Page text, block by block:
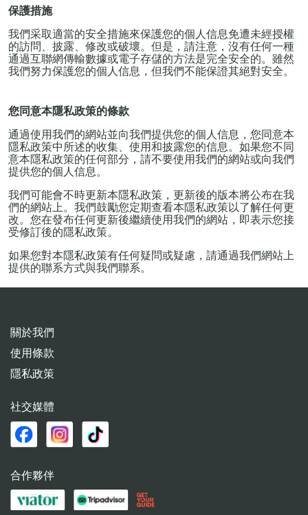
保護措施
我們采取適當的安全措施來保護您的個人信息免遭未經授權
的訪問、披露、修改或破壞。但是，請注意，沒有任何一種
通過互聯網傳輸數據或電子存儲的方法是完全安全的。雖然
我們努力保護您的個人信息，但我們不能保證其絕對安全。
您同意本隱私政策的條款
通過使用我們的網站並向我們提供您的個人信息，您同意本
隱私政策中所述的收集、使用和披露您的信息。如果您不同
意本隱私政策的任何部分，請不要使用我們的網站或向我們
提供您的個人信息。
我們可能會不時更新本隱私政策，更新後的版本將公布在我
們的網站上。我們鼓勵您定期查看本隱私政策以了解任何更
改。您在發布任何更新後繼續使用我們的網站，即表示您接
受修訂後的隱私政策。
如果您對本隱私政策有任何疑問或疑慮，請通過我們網站上
提供的聯系方式與我們聯系。
關於我們
使用條款
隱私政策
社交媒體
合作夥伴